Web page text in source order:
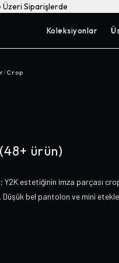
Siparişlerde
Koleksiyonlar
/Crop
(48+ ürün)
Y2K estetiğinin imza parçası
Düşük bel pantolon ve mini